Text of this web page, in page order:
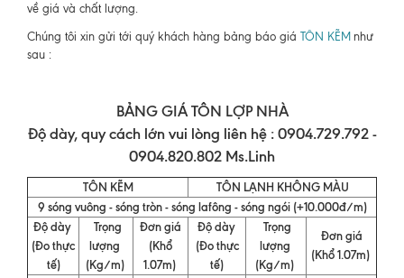
về giá và chất lượng.
Chúng tôi xin gửi tới quý khách hàng bảng báo giá TÔN KẼM như
sau :
BẢNG GIÁ TÔN LỢP NHÀ
Độ dày, quy cách lớn vui lòng liên hệ : 0904.729.792 -
0904.820.802 Ms.Linh
TÔN KẼM
TÔN LẠNH KHÔNG MÀU
9 sóng vuông - sóng tròn - sóng lafông - sóng ngói (+10.000đ/m)
Độ dày
(Đo thực
tế)
Trọng
lượng
(Kg/m)
Đơn giá
(Khổ
1.07m)
Độ dày
(Đo thực
tế)
Trọng
lượng
(Kg/m)
Đơn giá
(Khổ 1.07m)